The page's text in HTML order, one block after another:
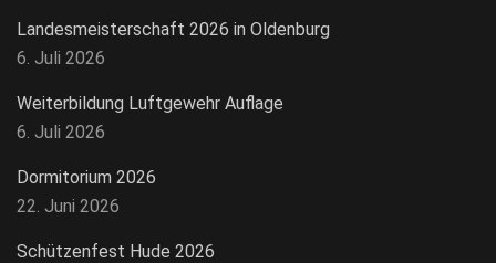
Landesmeisterschaft 2026 in Oldenburg
6. Juli 2026
Weiterbildung Luftgewehr Auflage
6. Juli 2026
Dormitorium 2026
22. Juni 2026
Schützenfest Hude 2026